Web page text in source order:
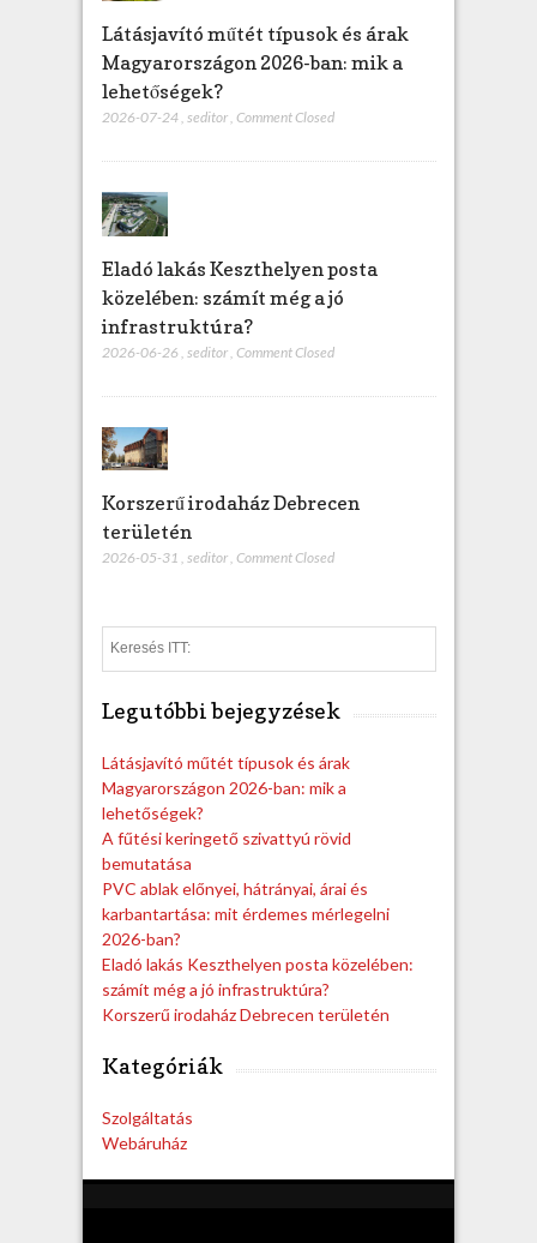
Látásjavító műtét típusok és árak
Magyarországon 2026-ban: mik a
lehetőségek?
2026-07-24, seditor, Comment Closed
Eladó lakás Keszthelyen posta
közelében: számít még a jó
infrastruktúra?
2026-06-26 seditor Comment Closed
Korszerű irodaház Debrecen
területén
2026-05-31 , seditor, Comment Closed
e
Legutóbbi bejegyzések
Látásjavító műtét típusok és árak
Magyarországon 2026-ban: mik a
lehetőségek?
A fűtési keringető szivattyú rövid
bemutatása
PVC ablak előnyei, hátrányai, árai és
karbantartása: mit érdemes mérlegelni
2026-ban?
Eladó lakás Keszthelyen posta közelében:
számít még a jó infrastruktúra?
Korszerű irodaház Debrecen területén
Kategóriák
Szolgáltatás
Webáruház